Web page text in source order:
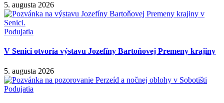
5. augusta 2026
Podujatia
V Senici otvoria výstavu Jozefíny Bartoňovej Premeny krajiny
5. augusta 2026
Podujatia